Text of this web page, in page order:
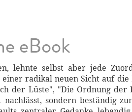
eBook
lehnte selbst aber jede
radikal neuen Sicht auf die
der Lüste", "Die Ordnung der
sondern beständig